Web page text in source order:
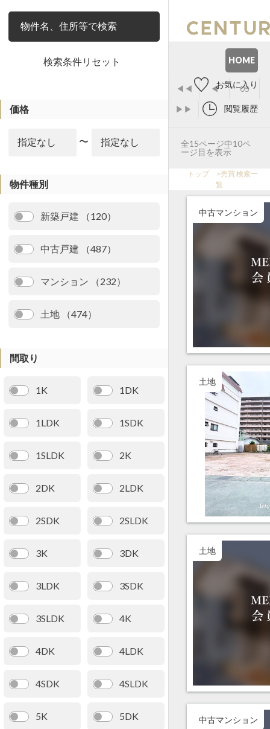
検索条件リセット
価格
〜
物件種別
新築戸建 （120）
中古戸建 （487）
マンション （232）
土地 （474）
間取り
1K 1DK
1LDK 1SDK
1SLDK 2K
2DK 2LDK
2SDK 2SLDK
3K 3DK
3LDK 3SDK
3SLDK 4K
4DK 4LDK
4SDK 4SLDK
5K 5DK
HOME
お気に入り
閲覧履歴
◀◀ ◀ 05
▶▶
全15ページ中10ペ
ージ目を表示
トップ >売買 検索一
覧
中古マンション
土地
土地
中古マンション